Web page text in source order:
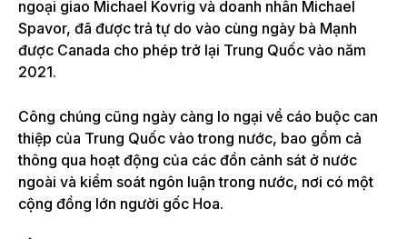
ngoại giao Michael Kovrig và doanh nhân Michael
Spavor, đã được trả tự do vào cùng ngày bà Mạnh
được Canada cho phép trở lại Trung Quốc vào năm
2021.
Công chúng cũng ngày càng lo ngại về cáo buộc can
thiệp của Trung Quốc vào trong nước, bao gồm cả
thông qua hoạt động của các đồn cảnh sát ở nước
ngoài và kiểm soát ngôn luận trong nước, nơi có một
cộng đồng lớn người gốc Hoa.